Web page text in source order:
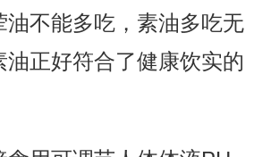
油不能多吃，素油多吃无
油正好符合了健康饮实的